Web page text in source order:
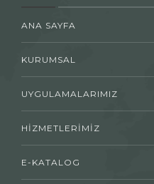
ANA SAYFA
KURUMSAL
UYGULAMALARIMIZ
HİZMETLERİMİZ
E-KATALOG